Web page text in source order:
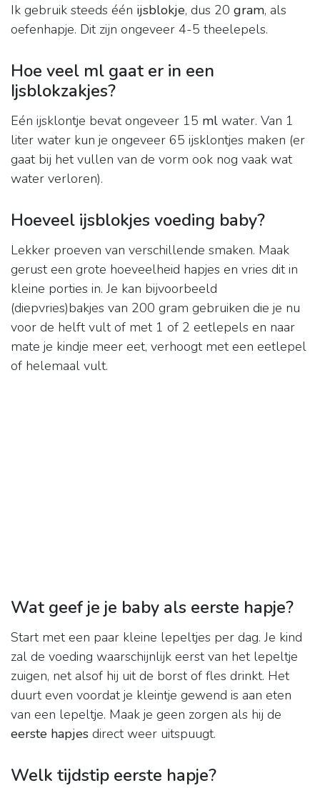
Ik gebruik steeds één ijsblokje, dus 20 gram, als
oefenhapje. Dit zijn ongeveer 4-5 theelepels.
Hoe veel ml gaat er in een
Ijsblokzakjes?
Eén ijsklontje bevat ongeveer 15 ml water. Van 1
liter water kun je ongeveer 65 ijsklontjes maken (er
gaat bij het vullen van de vorm ook nog vaak wat
water verloren).
Hoeveel ijsblokjes voeding baby?
Lekker proeven van verschillende smaken. Maak
gerust een grote hoeveelheid hapjes en vries dit in
kleine porties in. Je kan bijvoorbeeld
(diepvries)bakjes van 200 gram gebruiken die je nu
voor de helft vult of met 1 of 2 eetlepels en naar
mate je kindje meer eet, verhoogt met een eetlepel
of helemaal vult.
Wat geef je je baby als eerste hapje?
Start met een paar kleine lepeltjes per dag. Je kind
zal de voeding waarschijnlijk eerst van het lepeltje
zuigen, net alsof hij uit de borst of fles drinkt. Het
duurt even voordat je kleintje gewend is aan eten
van een lepeltje. Maak je geen zorgen als hij de
eerste hapjes direct weer uitspuugt.
Welk tijdstip eerste hapje?